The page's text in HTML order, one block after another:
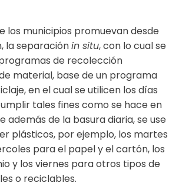
los municipios promuevan desde
la separaciónin situ, con lo cual se
de recolección
material, base de un programa
en el cual se utilicen los días
tales fines como se hace en
además de la basura diaria, se use
plásticos, por ejemplo, los martes
para el papel y el cartón, los
y los viernes para otros tipos de
o reciclables.